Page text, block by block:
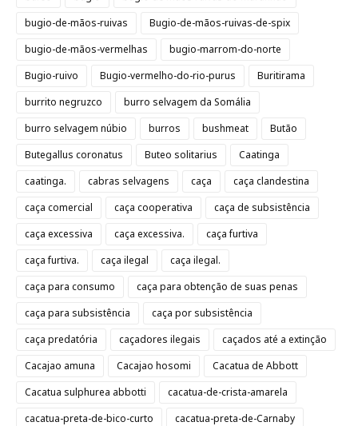
bugio-de-mãos-ruivas
Bugio-de-mãos-ruivas-de-spix
bugio-de-mãos-vermelhas
bugio-marrom-do-norte
Bugio-ruivo
Bugio-vermelho-do-rio-purus
Buritirama
burrito negruzco
burro selvagem da Somália
burro selvagem núbio
burros bushmeat
Butão
Butegallus coronatus
Buteo solitarius
Caatinga
caatinga.
cabras selvagens caça
caça clandestina
caça comercial
caça cooperativa
caça de subsistência
caça excessiva
caça excessiva.
caça furtiva
caça furtiva.
caça ilegal
caça ilegal.
caça para consumo
caça para obtenção de suas penas
caça para subsistência
caça por subsistência
caça predatória
caçadores ilegais
caçados até a extinção
Cacajao amuna
Cacajao hosomi
Cacatua de Abbott
Cacatua sulphurea abbotti
cacatua-de-crista-amarela
cacatua-preta-de-bico-curto
cacatua-preta-de-Carnaby